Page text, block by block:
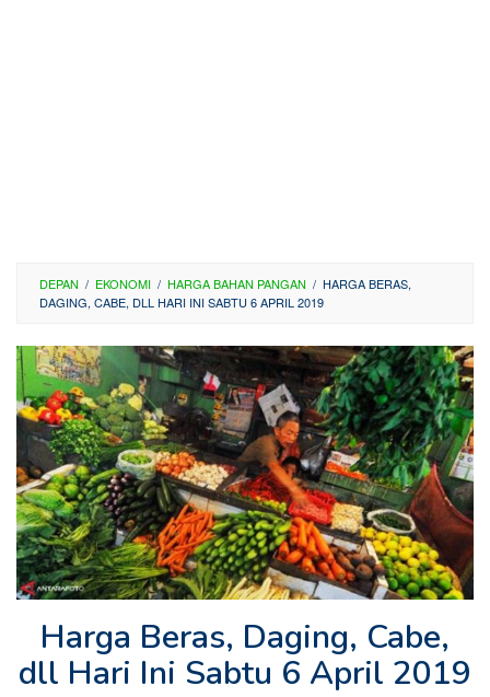
DEPAN / EKONOMI / HARGA BAHAN PANGAN / HARGA BERAS,
DAGING, CABE, DLL HARI INI SABTU 6 APRIL 2019
Harga Beras, Daging, Cabe,
dll Hari Ini Sabtu 6 April 2019